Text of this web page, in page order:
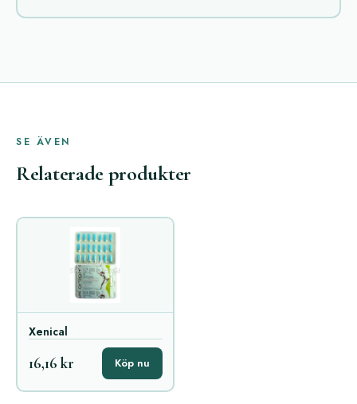
SE ÄVEN
Relaterade produkter
Xenical
16,16 kr Köp nu